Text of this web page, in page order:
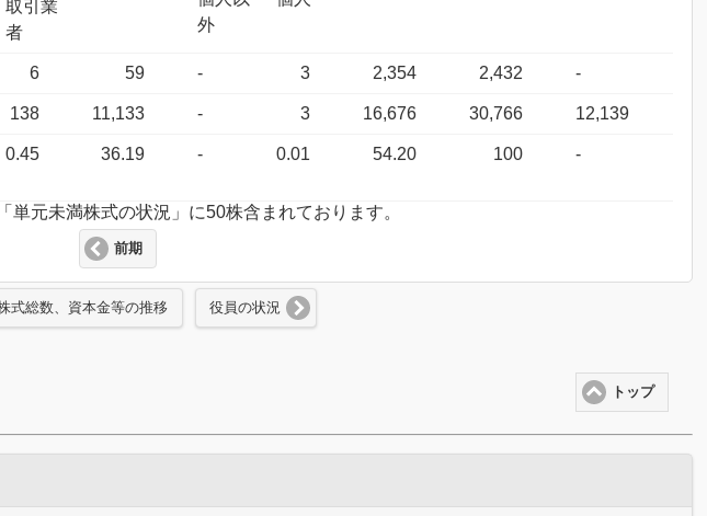
取引業
者
外
6 59 - 3 2,354 2,432 -
138 11,133 - 3 16,676 30,766 12,139
0.45 36.19 - 0.01 54.20 100 -
元未満株式の状況」に50株含まれております。
前期
式総数、資本金等の推移 役員の状況
トップ